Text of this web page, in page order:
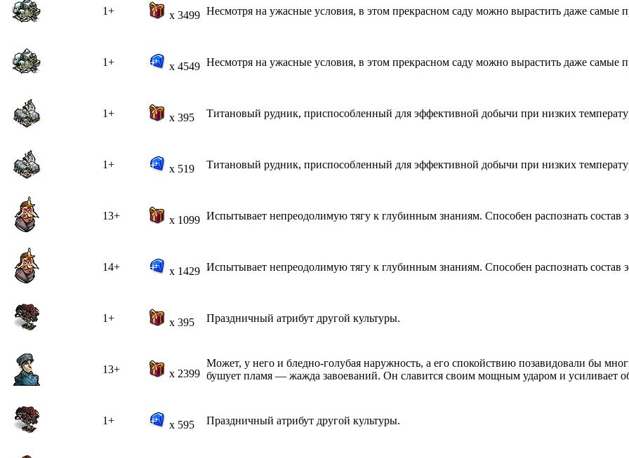
1+ x 3499 Несмотря на ужасные условия, в этом прекрасном саду можно вырастить даже самые
1+ x 4549 Несмотря на ужасные условия, в этом прекрасном саду можно вырастить даже самые
1+ x 395 Титановый рудник, приспособленный для эффективной добычи при низких
1+ x 519 Титановый рудник, приспособленный для эффективной добычи при низких
13+ x 1099 Испытывает непреодолимую тягу к глубинным знаниям. Способен распознать состав
14+ x 1429 Испытывает непреодолимую тягу к глубинным знаниям. Способен распознать состав
1+ x 395 Праздничный атрибут другой культуры.
13+ x 2399
Может, у него и бледно-голубая наружность, а его спокойствию позавидовали бы
бушует пламя — жажда завоеваний. Он славится своим мощным ударом и усиливает
1+ x 595 Праздничный атрибут другой культуры.